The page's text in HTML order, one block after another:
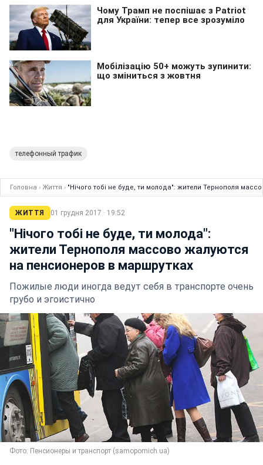
телефонный трафик
Головна › Життя › "Нічого тобі не буде, ти молода": жители Тернополя
ЖИТТЯ 01 грудня 2017 · 19:52
"Нічого тобі не буде, ти молода":
жители Тернополя массово жалуются
на пенсионеров в маршрутках
Пожилые люди иногда ведут себя в транспорте очень
грубо и эгоистично
Фото: Пенсионеры и транспорт (samopomich.ua)